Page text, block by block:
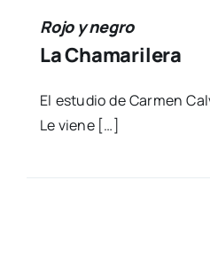
Rojo y negro
La Chamarilera
El estu­dio de Car­men
Le vie­ne […]